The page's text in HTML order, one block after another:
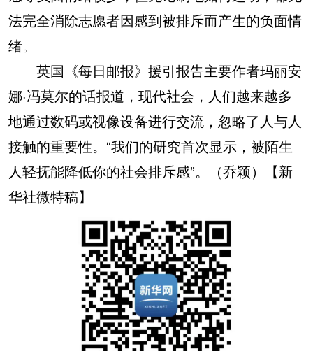
法完全消除志愿者因感到被排斥而产生的负面情
绪。
英国《每日邮报》援引报告主要作者玛丽安
娜·冯莫尔的话报道，现代社会，人们越来越多
地通过数码或视像设备进行交流，忽略了人与人
接触的重要性。“我们的研究首次显示，被陌生
人轻抚能降低你的社会排斥感”。（乔颖）【新
华社微特稿】